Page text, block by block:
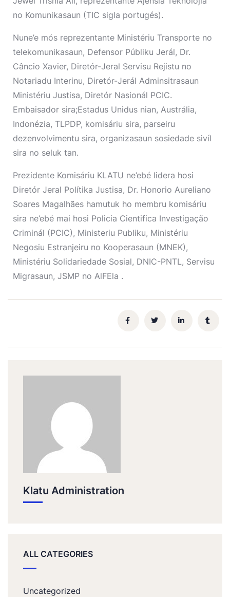
no Komunikasaun (TIC sigla portugés).
Nune’e mós reprezentante Ministériu Transporte no
telekomunikasaun, Defensor Públiku Jerál, Dr.
Câncio Xavier, Diretór-Jeral Servisu Rejistu no
Notariadu Interinu, Diretór-Jerál Adminsitrasaun
Ministériu Justisa, Diretór Nasionál PCIC.
Embaisador sira;Estadus Unidus nian, Austrália,
Indonézia, TLPDP, komisáriu sira, parseiru
dezenvolvimentu sira, organizasaun sosiedade sivíl
sira no seluk tan.
Prezidente Komisáriu KLATU ne’ebé lidera hosi
Diretór Jeral Polítika Justisa, Dr. Honorio Aureliano
Soares Magalhães hamutuk ho membru komisáriu
sira ne’ebé mai hosi Policia Cientifica Investigação
Criminál (PCIC), Ministeriu Publiku, Ministériu
Negosiu Estranjeiru no Kooperasaun (MNEK),
Ministériu Solidariedade Sosial, DNIC-PNTL, Servisu
Migrasaun, JSMP no AlFEla .
Klatu Administration
ALL CATEGORIES
Uncategorized